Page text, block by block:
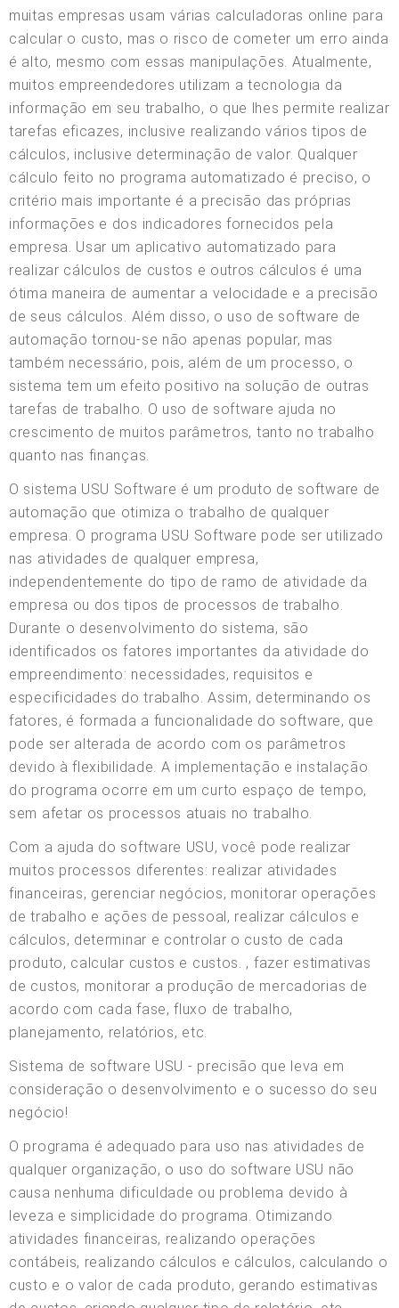
muitas empresas usam várias calculadoras online para
calcular o custo, mas o risco de cometer um erro ainda
é alto, mesmo com essas manipulações. Atualmente,
muitos empreendedores utilizam a tecnologia da
informação em seu trabalho, o que lhes permite realizar
tarefas eficazes, inclusive realizando vários tipos de
cálculos, inclusive determinação de valor. Qualquer
cálculo feito no programa automatizado é preciso, o
critério mais importante é a precisão das próprias
informações e dos indicadores fornecidos pela
empresa. Usar um aplicativo automatizado para
realizar cálculos de custos e outros cálculos é uma
ótima maneira de aumentar a velocidade e a precisão
de seus cálculos. Além disso, o uso de software de
automação tornou-se não apenas popular, mas
também necessário, pois, além de um processo, o
sistema tem um efeito positivo na solução de outras
tarefas de trabalho. O uso de software ajuda no
crescimento de muitos parâmetros, tanto no trabalho
quanto nas finanças.
O sistema USU Software é um produto de software de
automação que otimiza o trabalho de qualquer
empresa. O programa USU Software pode ser utilizado
nas atividades de qualquer empresa,
independentemente do tipo de ramo de atividade da
empresa ou dos tipos de processos de trabalho.
Durante o desenvolvimento do sistema, são
identificados os fatores importantes da atividade do
empreendimento: necessidades, requisitos e
especificidades do trabalho. Assim, determinando os
fatores, é formada a funcionalidade do software, que
pode ser alterada de acordo com os parâmetros
devido à flexibilidade. A implementação e instalação
do programa ocorre em um curto espaço de tempo,
sem afetar os processos atuais no trabalho.
Com a ajuda do software USU, você pode realizar
muitos processos diferentes: realizar atividades
financeiras, gerenciar negócios, monitorar operações
de trabalho e ações de pessoal, realizar cálculos e
cálculos, determinar e controlar o custo de cada
produto, calcular custos e custos. , fazer estimativas
de custos, monitorar a produção de mercadorias de
acordo com cada fase, fluxo de trabalho,
planejamento, relatórios, etc.
Sistema de software USU - precisão que leva em
consideração o desenvolvimento e o sucesso do seu
negócio!
O programa é adequado para uso nas atividades de
qualquer organização, o uso do software USU não
causa nenhuma dificuldade ou problema devido à
leveza e simplicidade do programa. Otimizando
atividades financeiras, realizando operações
contábeis, realizando cálculos e cálculos, calculando o
custo e o valor de cada produto, gerando estimativas